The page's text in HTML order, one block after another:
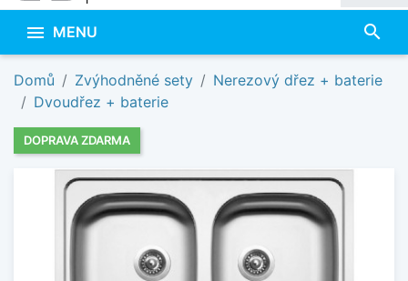
 MENU search
Domů Zvýhodněné sety
Nerezový dřez + baterie
Dvoudřez + baterie
DOPRAVA ZDARMA